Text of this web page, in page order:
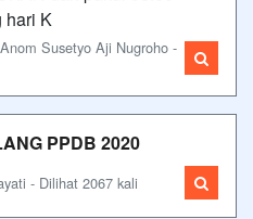
hari K
Susetyo Aji Nugroho -
PPDB 2020
- Dilihat 2067 kali